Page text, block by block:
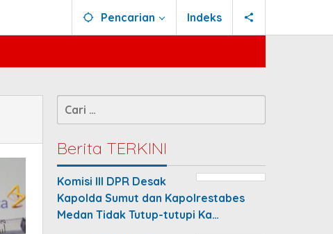
Pencarian Indeks
Cari
untuk:
Berita TERKINI
Komisi III DPR Desak
Kapolda Sumut dan Kapolrestabes
Medan Tidak Tutup-tutupi Ka…